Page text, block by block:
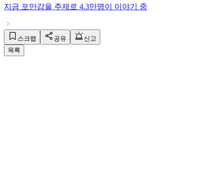
지금 포만감을 주제로 4.3만명이 이야기 중
스크랩 공유
신고
목록